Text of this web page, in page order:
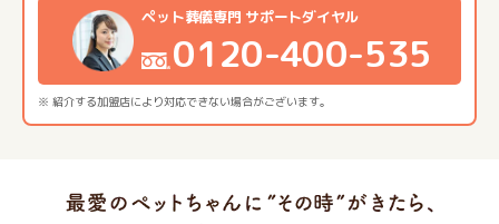
※ 紹介する加盟店により対応できない場合がございます。
ペット葬儀専門 サポートダイヤル
0120-400-535